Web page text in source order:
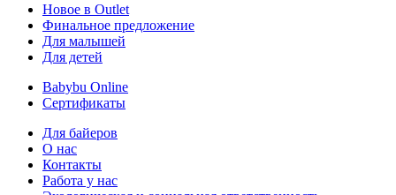
Новое в Outlet
Финальное предложение
Для малышей
Для детей
Babybu Online
Сертификаты
Для байеров
О нас
Контакты
Работа у нас